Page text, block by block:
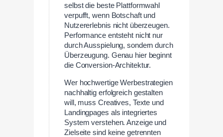
selbst die beste Plattformwahl
verpufft, wenn Botschaft und
Nutzererlebnis nicht überzeugen.
Performance entsteht nicht nur
durch Ausspielung, sondern durch
Überzeugung. Genau hier beginnt
die Conversion-Architektur.
Wer hochwertige Werbestrategien
nachhaltig erfolgreich gestalten
will, muss Creatives, Texte und
Landingpages als integriertes
System verstehen. Anzeige und
Zielseite sind keine getrennten